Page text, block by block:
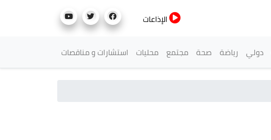
الإذاعات
دولي رياضة صحة مجتمع محليات استشارات و مناقصات